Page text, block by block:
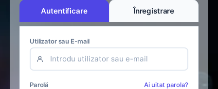
Autentificare Înregistrare
Utilizator sau E-mail
Parolă Ai uitat parola?